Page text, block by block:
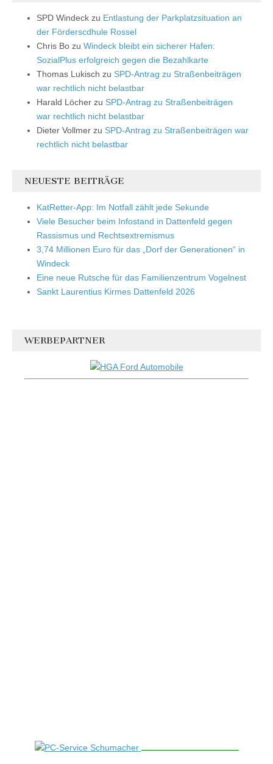
SPD Windeck zu Entlastung der Parkplatzsituation an
der Förderscdhule Rossel
Chris Bo zu Windeck bleibt ein sicherer Hafen:
SozialPlus erfolgreich gegen die Bezahlkarte
Thomas Lukisch zu SPD-Antrag zu Straßenbeiträgen
war rechtlich nicht belastbar
Harald Löcher zu SPD-Antrag zu Straßenbeiträgen
war rechtlich nicht belastbar
Dieter Vollmer zu SPD-Antrag zu Straßenbeiträgen war
rechtlich nicht belastbar
NEUESTE BEITRÄGE
KatRetter-App: Im Notfall zählt jede Sekunde
Viele Besucher beim Infostand in Dattenfeld gegen
Rassismus und Rechtsextremismus
3,74 Millionen Euro für das „Dorf der Generationen“ in
Windeck
Eine neue Rutsche für das Familienzentrum Vogelnest
Sankt Laurentius Kirmes Dattenfeld 2026
WERBEPARTNER